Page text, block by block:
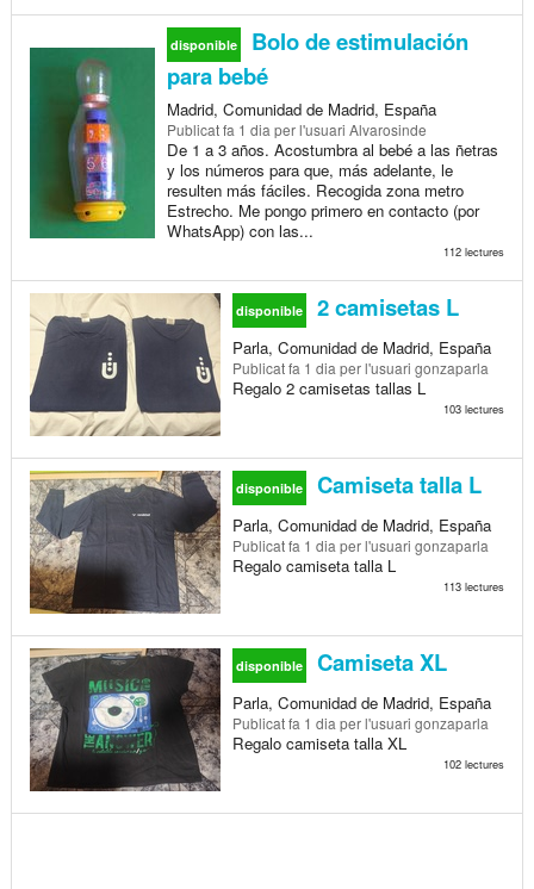
disponible
Bolo de estimulación
para bebé
Madrid, Comunidad de Madrid, España
Publicatfa 1 dia per l'usuari Alvarosinde
De 1 a 3 años. Acostumbra al bebé a las ñetras
y los números para que, más adelante, le
resulten más fáciles. Recogida zona metro
Estrecho. Me pongo primero en contacto (por
WhatsApp) con las...
112 lectures
disponible 2 camisetas L
Parla, Comunidad de Madrid, España
Publicatfa 1 dia per l'usuari gonzaparla
Regalo 2 camisetas tallas L
103 lectures
disponible Camiseta talla L
Parla, Comunidad de Madrid, España
Publicatfa 1 dia per l'usuari gonzaparla
Regalo camiseta talla L
113 lectures
disponible Camiseta XL
Parla, Comunidad de Madrid, España
Publicatfa 1 dia per l'usuari gonzaparla
Regalo camiseta talla XL
102 lectures